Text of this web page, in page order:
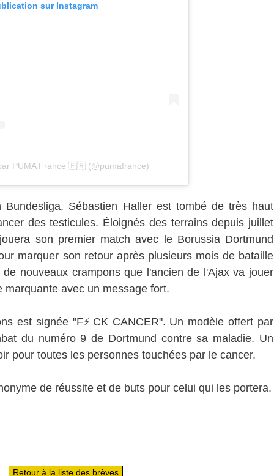
sur Instagram
PUMA France 🇫🇷 (@pumafrance)
Sébastien Haller est tombé de très haut
des testicules. Éloignés des terrains depuis juillet
son premier match avec le Borussia Dortmund
marquer son retour après plusieurs mois de bataille
nouveaux crampons que l'ancien de l'Ajax va jouer
avec un message fort.
est signée "F⚡️CK CANCER". Un modèle offert par
du numéro 9 de Dortmund contre sa maladie. Un
pour toutes les personnes touchées par le cancer.
de réussite et de buts pour celui qui les portera.
Retour à la liste des brèves